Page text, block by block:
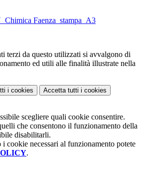
Faenza_stampa_A3
terzi da questo utilizzati si avvalgono di
ed utili alle finalità illustrate nella
i cookies Accetta tutti i cookies
scegliere quali cookie consentire.
che consentono il funzionamento della
disabilitarli.
i cookie necessari al funzionamento potete
.